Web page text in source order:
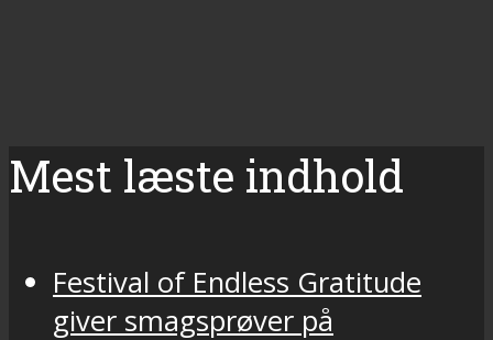
Mest læste indhold
Festival of Endless Gratitude
giver smagsprøver på